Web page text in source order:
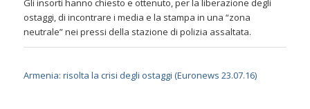
Gli insorti hanno chiesto e ottenuto, per la liberazione degli
ostaggi, di incontrare i media e la stampa in una “zona
neutrale” nei pressi della stazione di polizia assaltata.
Armenia: risolta la crisi degli ostaggi (Euronews 23.07.16)